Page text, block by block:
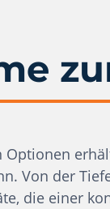
Von der
die einer